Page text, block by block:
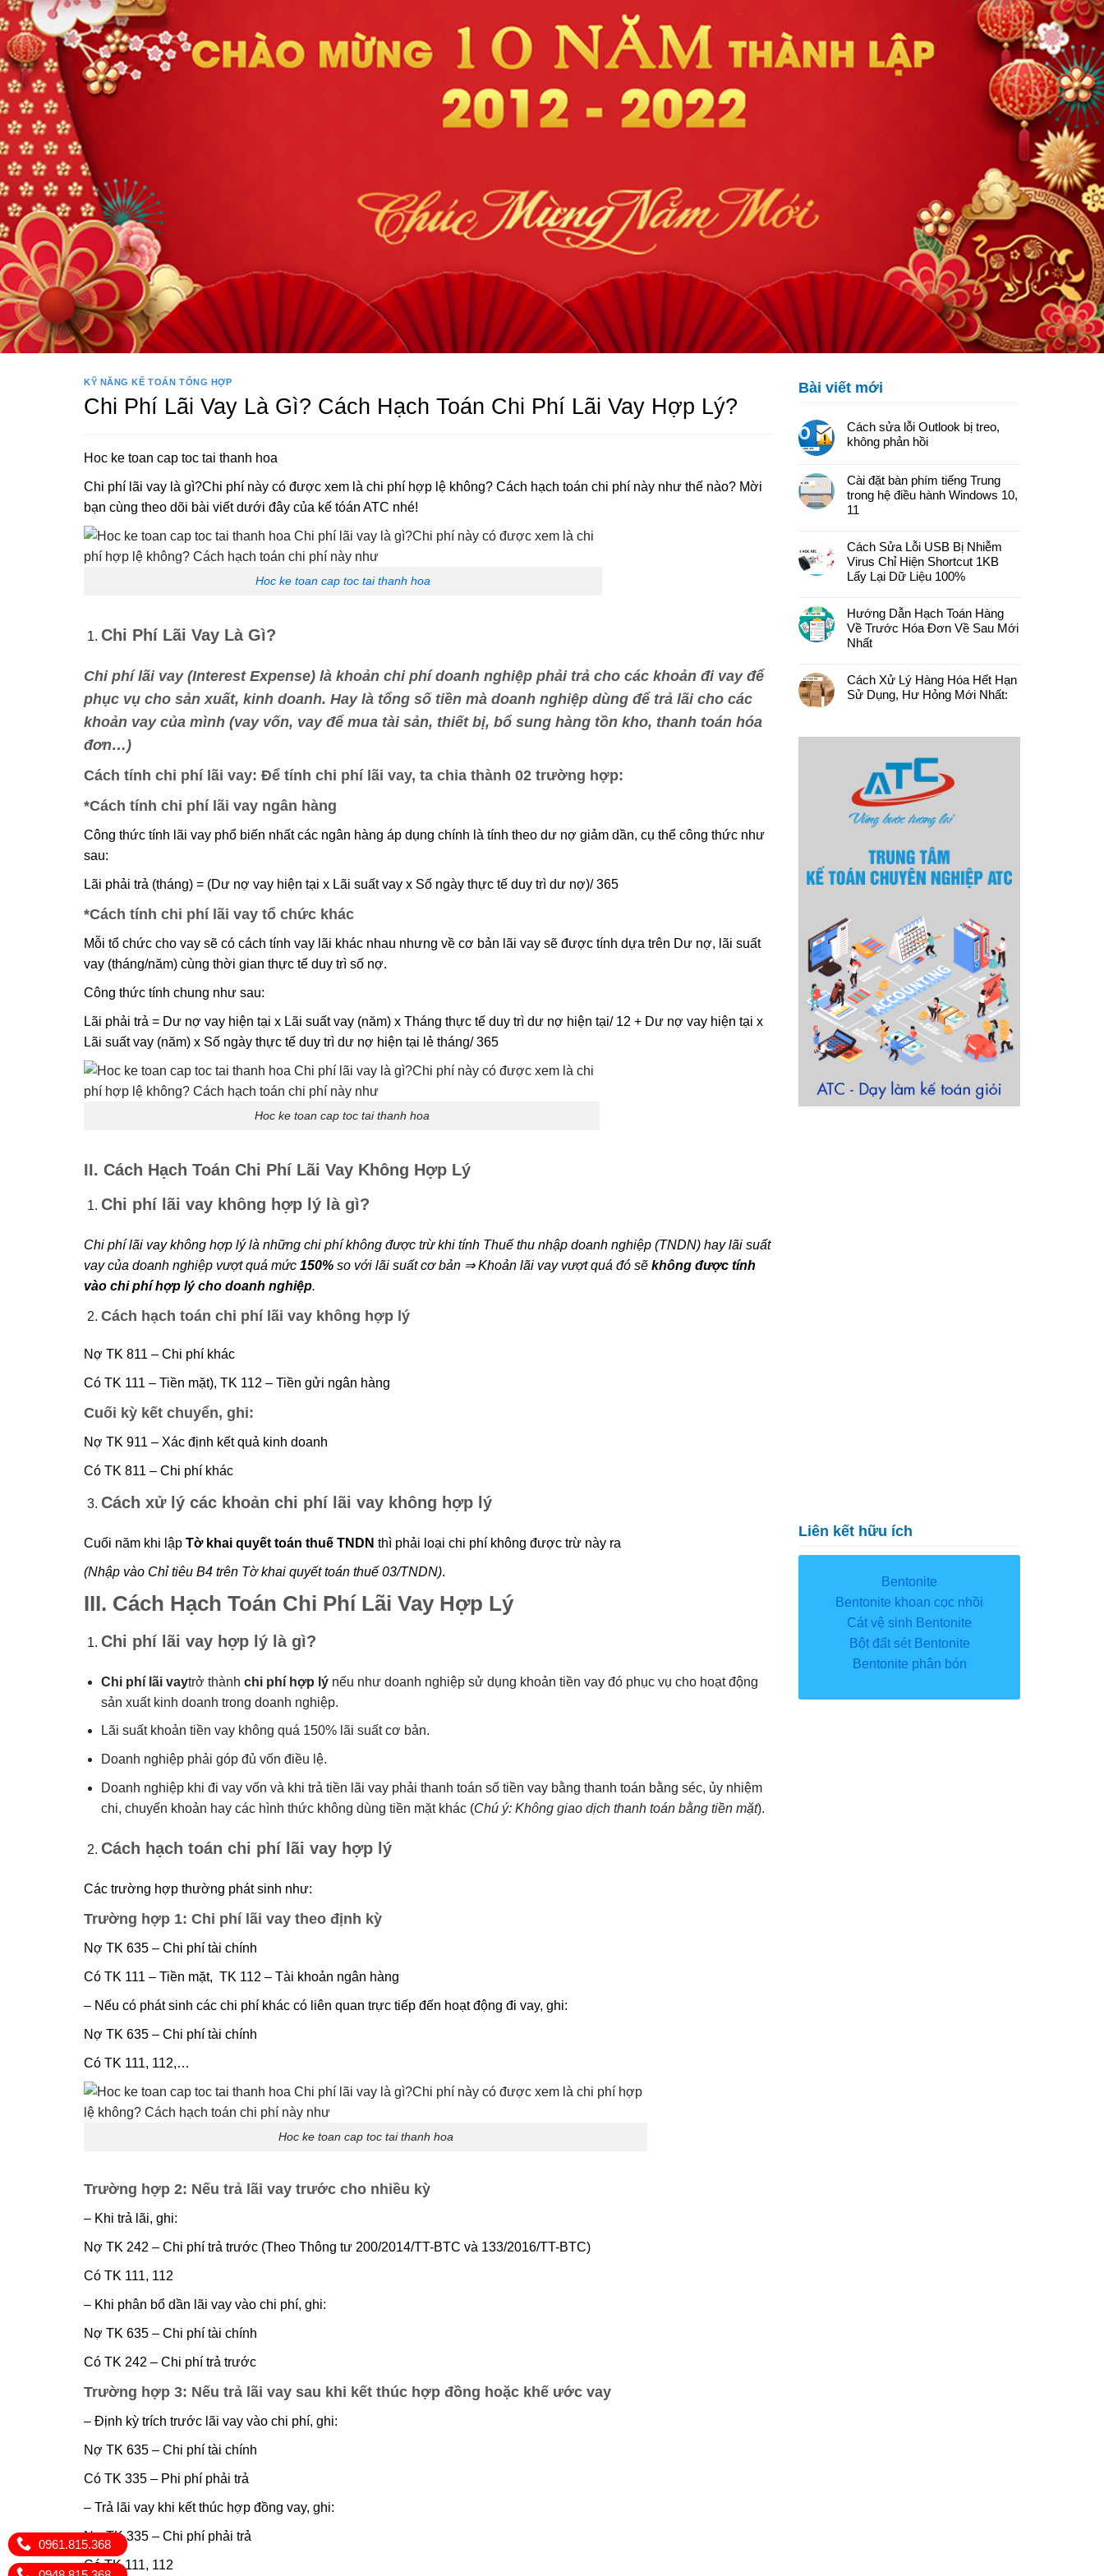
0961.815.368
KỸ NĂNG KẾ TOÁN TỔNG HỢP
Chi Phí Lãi Vay Là Gì? Cách Hạch Toán Chi Phí Lãi Vay Hợp Lý?
Hoc ke toan cap toc tai thanh hoa
Chi phí lãi vay là gì?Chi phí này có được xem là chi phí hợp lệ không? Cách hạch toán chi phí này như thế nào? Mời
bạn cùng theo dõi bài viết dưới đây của kế tóán ATC nhé!
Hoc ke toan cap toc tai thanh hoa
Chi Phí Lãi Vay Là Gì?
Chi phí lãi vay(Interest Expense) là khoản chi phí doanh nghiệp phải trả cho các khoản đi vay để
phục vụ cho sản xuất, kinh doanh. Hay là tổng số tiền mà doanh nghiệp dùng để trả lãi cho các
khoản vay của mình (vay vốn, vay để mua tài sản, thiết bị, bổ sung hàng tồn kho, thanh toán hóa
đơn…)
Cách tính chi phí lãi vay: Để tính chi phí lãi vay, ta chia thành 02 trường hợp:
*Cách tính chi phí lãi vay ngân hàng
Công thức tính lãi vay phổ biến nhất các ngân hàng áp dụng chính là tính theo dư nợ giảm dần, cụ thể công thức như
sau:
Lãi phải trả (tháng) = (Dư nợ vay hiện tại x Lãi suất vay x Số ngày thực tế duy trì dư nợ)/ 365
*Cách tính chi phí lãi vay tổ chức khác
Mỗi tổ chức cho vay sẽ có cách tính vay lãi khác nhau nhưng về cơ bản lãi vay sẽ được tính dựa trên Dư nợ, lãi suất
vay (tháng/năm) cùng thời gian thực tế duy trì số nợ.
Công thức tính chung như sau:
Lãi phải trả = Dư nợ vay hiện tại x Lãi suất vay (năm) x Tháng thực tế duy trì dư nợ hiện tại/ 12 + Dư nợ vay hiện tại x
Lãi suất vay (năm) x Số ngày thực tế duy trì dư nợ hiện tại lẻ tháng/ 365
Hoc ke toan cap toc tai thanh hoa
II. Cách Hạch Toán Chi Phí Lãi Vay Không Hợp Lý
Chi phí lãi vay không hợp lý là gì?
Chi phí lãi vay không hợp lý là những chi phí không được trừ khi tính Thuế thu nhập doanh nghiệp (TNDN) hay lãi suất
vay của doanh nghiệp vượt quá mức 150% so với lãi suất cơ bản ⇒Khoản lãi vay vượt quá đó sẽ không được tính
vào chi phí hợp lý cho doanh nghiệp
Cách hạch toán chi phí lãi vay không hợp lý
Nợ TK 811 – Chi phí khác
Có TK 111 – Tiền mặt), TK 112 – Tiền gửi ngân hàng
Cuối kỳ kết chuyển, ghi:
Nợ TK 911 – Xác định kết quả kinh doanh
Có TK 811 – Chi phí khác
Cách xử lý các khoản chi phí lãi vay không hợp lý
Cuối năm khi lập Tờ khai quyết toán thuế TNDN thì phải loại chi phí không được trừ này ra
(Nhập vào Chỉ tiêu B4 trên Tờ khai quyết toán thuế 03/TNDN)
III. Cách Hạch Toán Chi Phí Lãi Vay Hợp Lý
Chi phí lãi vay hợp lý là gì?
Chi phí lãi vaytrở thành chi phí hợp lýnếu như doanh nghiệp sử dụng khoản tiền vay đó phục vụ cho hoạt động
sản xuất kinh doanh trong doanh nghiệp.
Lãi suất khoản tiền vay không quá 150% lãi suất cơ bản.
Doanh nghiệp phải góp đủ vốn điều lệ.
Doanh nghiệp khi đi vay vốn và khi trả tiền lãi vay phải thanh toán số tiền vay bằng thanh toán bằng séc, ủy nhiệm
chi, chuyển khoản hay các hình thức không dùng tiền mặt khác (Chú ý: Không giao dịch thanh toán bằng tiền mặt).
Cách hạch toán chi phí lãi vay hợp lý
Các trường hợp thường phát sinh như:
Trường hợp 1: Chi phí lãi vay theo định kỳ
Nợ TK 635 – Chi phí tài chính
Có TK 111 – Tiền mặt, TK 112 – Tài khoản ngân hàng
– Nếu có phát sinh các chi phí khác có liên quan trực tiếp đến hoạt động đi vay, ghi:
Nợ TK 635 – Chi phí tài chính
Có TK 111, 112,…
Hoc ke toan cap toc tai thanh hoa
Trường hợp 2: Nếu trả lãi vay trước cho nhiều kỳ
– Khi trả lãi, ghi:
Nợ TK 242 – Chi phí trả trước (Theo Thông tư 200/2014/TT-BTC và 133/2016/TT-BTC)
Có TK 111, 112
– Khi phân bổ dần lãi vay vào chi phí, ghi:
Nợ TK 635 – Chi phí tài chính
Có TK 242 – Chi phí trả trước
Trường hợp 3: Nếu trả lãi vay sau khi kết thúc hợp đồng hoặc khế ước vay
– Định kỳ trích trước lãi vay vào chi phí, ghi:
Nợ TK 635 – Chi phí tài chính
Có TK 335 – Phi phí phải trả
– Trả lãi vay khi kết thúc hợp đồng vay, ghi:
Nợ TK 335 – Chi phí phải trả
Có TK 111, 112
Bài viết mới
Cách sửa lỗi Outlook bị treo,
không phản hồi
Cài đặt bàn phím tiếng Trung
trong hệ điều hành Windows 10,
11
Cách Sửa Lỗi USB Bị Nhiễm
Virus Chỉ Hiện Shortcut 1KB
Lấy Lại Dữ Liệu 100%
Hướng Dẫn Hạch Toán Hàng
Về Trước Hóa Đơn Về Sau Mới
Nhất
Cách Xử Lý Hàng Hóa Hết Hạn
Sử Dụng, Hư Hỏng Mới Nhất:
Liên kết hữu ích
Bentonite
Bentonite khoan cọc nhồi
Cát vệ sinh Bentonite
Bột đất sét Bentonite
Bentonite phân bón